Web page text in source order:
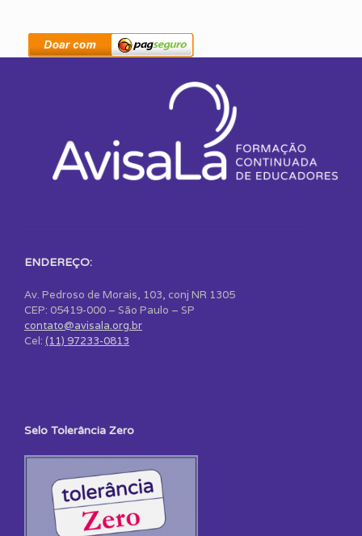
ENDEREÇO:
Av. Pedroso de Morais, 103, conj NR 1305
CEP: 05419-000 – São Paulo – SP
contato@avisala.org.br
Cel: (11) 97233-0813
Selo Tolerância Zero